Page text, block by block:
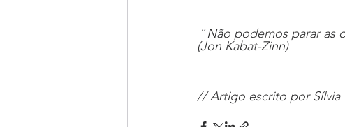
“Não podemos parar as
(Jon Kabat-Zinn)
// Artigo escrito por Sílvia